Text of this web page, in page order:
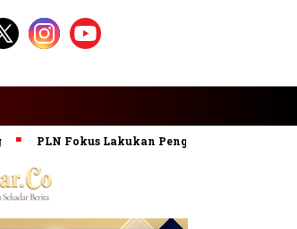
PLN Fokus Lakukan Pengembangan Pembangkit